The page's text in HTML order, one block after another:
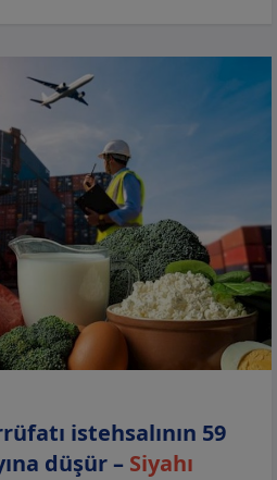
istehsalının 59
düşür – Siyahı